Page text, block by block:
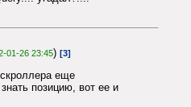
01-26 23:45) [3]
еще
позицию, вот ее и